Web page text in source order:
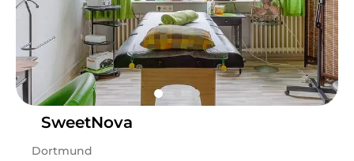
SweetNova
Dortmund